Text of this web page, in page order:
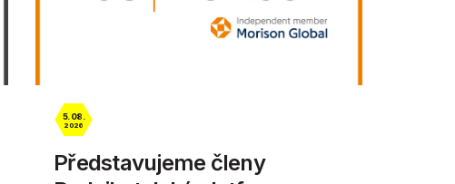
5. 08.
2026
Představujeme členy